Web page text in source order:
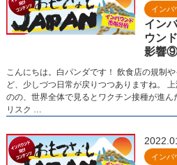
インバ
イン
ウン
影響⑨
こんにちは。白パンダです！ 飲食店の規制
ど、少しづつ日常が戻りつつありますね。
のの、世界全体で見るとワクチン接種が進
リスク …
インバ